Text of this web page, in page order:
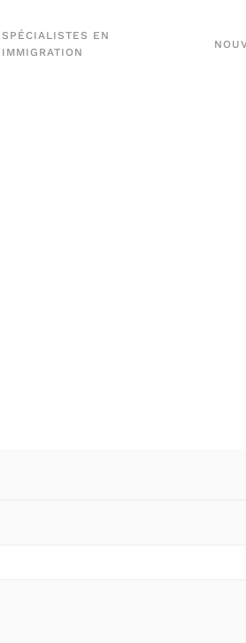
SPÉCIALISTES EN
IMMIGRATION